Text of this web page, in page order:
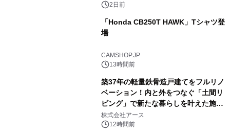
ボグッズも発売決定！
2日前
「Honda CB250T HAWK」Tシャツ登
場
CAMSHOP.JP
13時間前
築37年の軽量鉄骨造戸建てをフルリノ
ベーション！内と外をつなぐ「土間リ
ビング」で新たな暮らしを叶えた施工
事例を株式会社アースが公開
株式会社アース
12時間前